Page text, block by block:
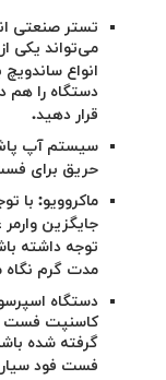
تستر صنعتی
می‌تواند یکی
انواع
دستگاه را هم
قرار دهید.
سیستم آپ
حریق برای
ماکروویو: با
جایگزین وارمر
توجه داشته
مدت گرم نگاه
دستگاه
کاسنپت فست
گرفته شده
فست فود